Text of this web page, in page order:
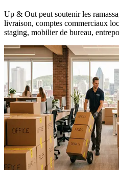
Up & Out peut soutenir les
livraison, comptes commerciaux
staging, mobilier de bureau,